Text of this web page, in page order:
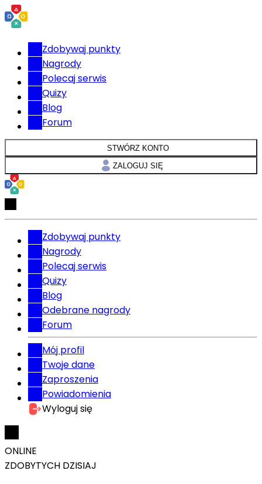
Zdobywaj punkty
Nagrody
Polecaj serwis
Quizy
Blog
Forum
STWÓRZ KONTO
ZALOGUJ SIĘ
Zdobywaj punkty
Nagrody
Polecaj serwis
Quizy
Blog
Odebrane nagrody
Forum
Mój profil
Twoje dane
Zaproszenia
Powiadomienia
Wyloguj się
ONLINE
ZDOBYTYCH DZISIAJ